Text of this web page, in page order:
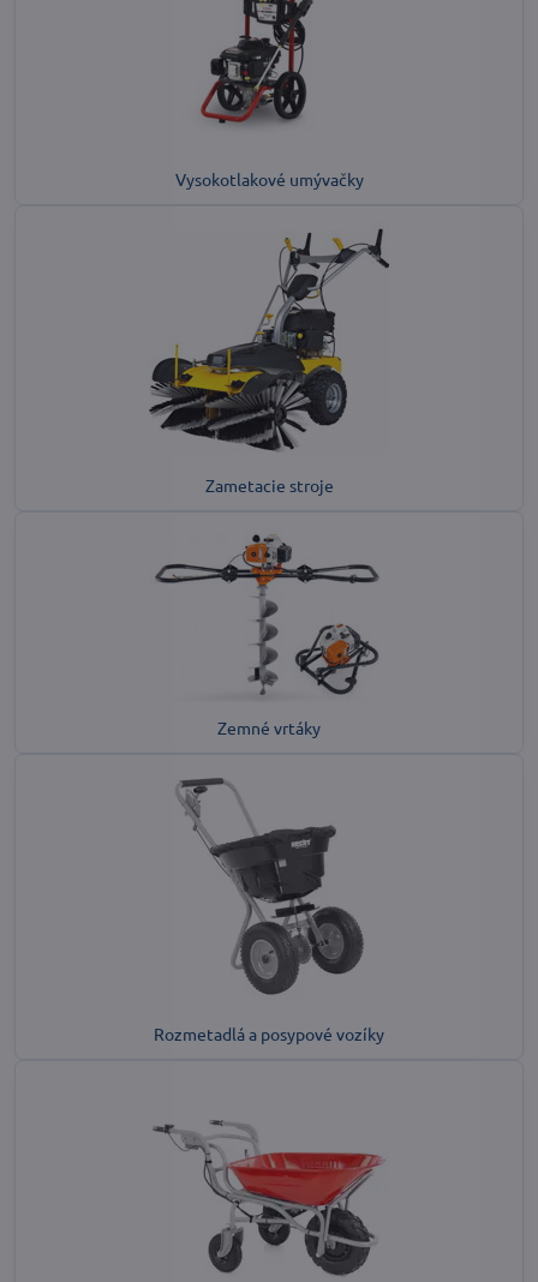
Vysokotlakové umývačky
Zametacie stroje
Zemné vrtáky
Rozmetadlá a posypové vozíky